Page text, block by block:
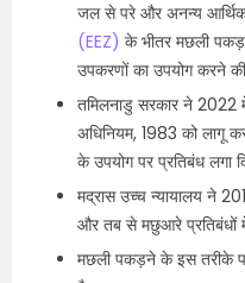
जल से परे और अनन्य
(EEZ) के भीतर मछली
उपकरणों का उपयोग करने
तमिलनाडु सरकार ने 2022
अधिनियम, 1983 को लागू
के उपयोग पर प्रतिबंध लगा
मद्रास उच्च न्यायालय ने
और तब से मछुआरे प्रतिबंधों
मछली पकड़ने के इस तरीके